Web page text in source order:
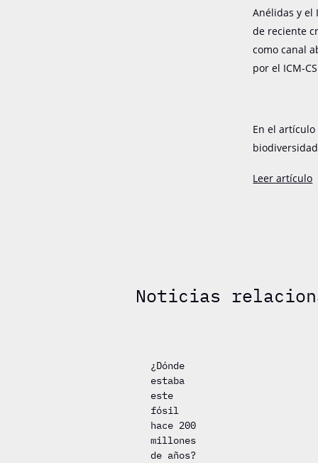
Anélidas y el
de reciente
como canal
por el ICM-
En el
Leer artículo
Noticias
¿Dónde
estaba
este
fósil
hace 200
millones
de años?